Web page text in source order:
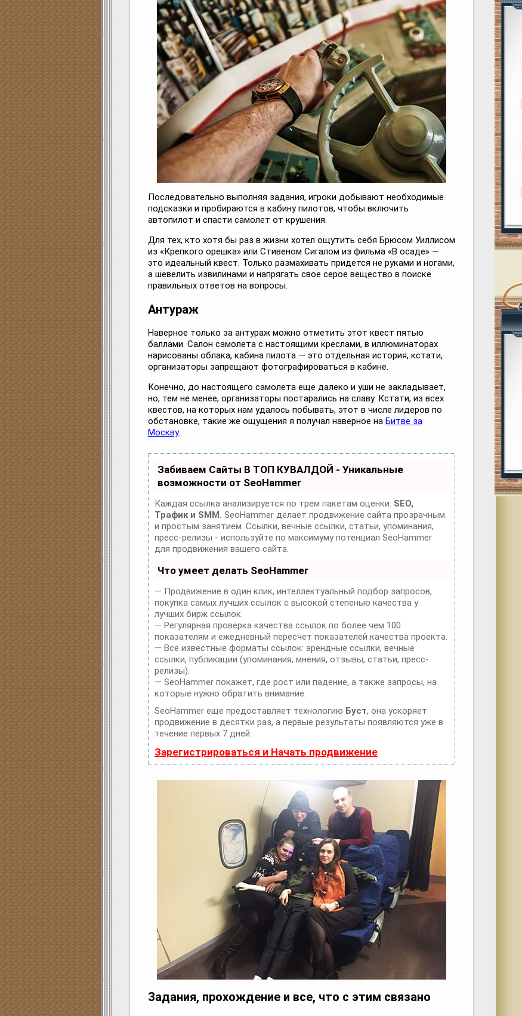
Последовательно выполняя задания, игроки добывают необходимые
подсказки и пробираются в кабину пилотов, чтобы включить
автопилот и спасти самолет от крушения.
Для тех, кто хотя бы раз в жизни хотел ощутить себя Брюсом Уиллисом
из «Крепкого орешка» или Стивеном Сигалом из фильма «В осаде» —
это идеальный квест. Только размахивать придется не руками и ногами,
а шевелить извилинами и напрягать свое серое вещество в поиске
правильных ответов на вопросы.
Антураж
Наверное только за антураж можно отметить этот квест пятью
баллами. Салон самолета с настоящими креслами, в иллюминаторах
нарисованы облака, кабина пилота — это отдельная история, кстати,
организаторы запрещают фотографироваться в кабине.
Конечно, до настоящего самолета еще далеко и уши не закладывает,
но, тем не менее, организаторы постарались на славу. Кстати, из всех
квестов, на которых нам удалось побывать, этот в числе лидеров по
обстановке, такие же ощущения я получал наверное на Битве за
Москву.
Забиваем Сайты В ТОП КУВАЛДОЙ - Уникальные
возможности от SeoHammer
Каждая ссылка анализируется по трем пакетам оценки: SEO,
Трафик и SMM. SeoHammer делает продвижение сайта прозрачным
и простым занятием. Ссылки, вечные ссылки, статьи, упоминания,
пресс-релизы - используйте по максимуму потенциал SeoHammer
для продвижения вашего сайта.
Что умеет делать SeoHammer
— Продвижение в один клик, интеллектуальный подбор запросов,
покупка самых лучших ссылок с высокой степенью качества у
лучших бирж ссылок.
— Регулярная проверка качества ссылок по более чем 100
показателям и ежедневный пересчет показателей качества проекта.
— Все известные форматы ссылок: арендные ссылки, вечные
ссылки, публикации (упоминания, мнения, отзывы, статьи, пресс-
релизы).
— SeoHammer покажет, где рост или падение, а также запросы, на
которые нужно обратить внимание.
SeoHammer еще предоставляет технологию Буст, она ускоряет
продвижение в десятки раз, а первые результаты появляются уже в
течение первых 7 дней.
Зарегистрироваться и Начать продвижение
Задания, прохождение и все, что с этим связано